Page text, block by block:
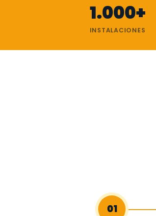
1.000+
INSTALACIONES
01